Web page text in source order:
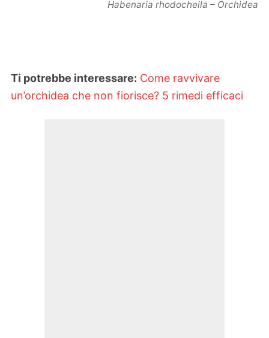
Habenaria rhodocheila – Orchidea
Ti potrebbe interessare: Come ravvivare
un’orchidea che non fiorisce? 5 rimedi efficaci